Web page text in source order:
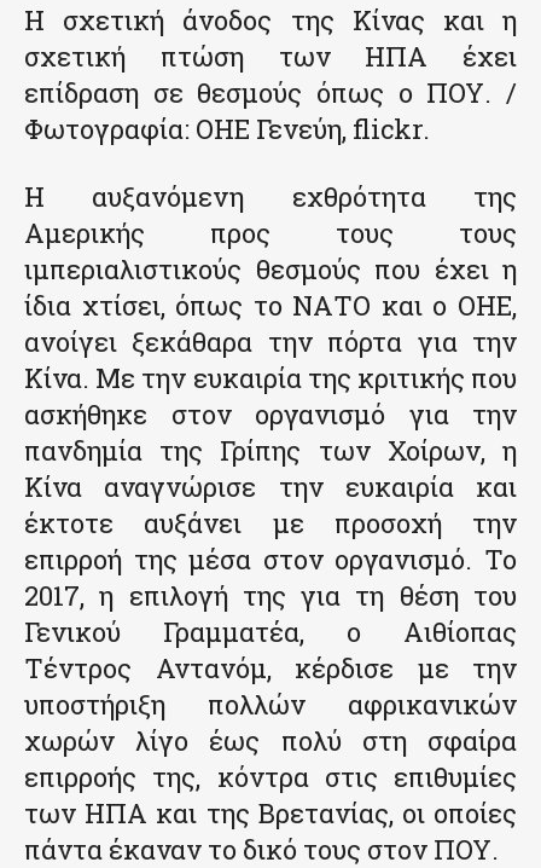
Η σχετική άνοδος της Κίνας και η
σχετική πτώση των ΗΠΑ έχει
επίδραση σε θεσμούς όπως ο ΠΟΥ. /
Φωτογραφία: ΟΗΕ Γενεύη, flickr.
Η αυξανόμενη εχθρότητα της
Αμερικής προς τους τους
ιμπεριαλιστικούς θεσμούς που έχει η
ίδια χτίσει, όπως το ΝΑΤΟ και ο ΟΗΕ,
ανοίγει ξεκάθαρα την πόρτα για την
Κίνα. Με την ευκαιρία της κριτικής που
ασκήθηκε στον οργανισμό για την
πανδημία της Γρίπης των Χοίρων, η
Κίνα αναγνώρισε την ευκαιρία και
έκτοτε αυξάνει με προσοχή την
επιρροή της μέσα στον οργανισμό. Το
2017, η επιλογή της για τη θέση του
Γενικού Γραμματέα, ο Αιθίοπας
Τέντρος Αντανόμ, κέρδισε με την
υποστήριξη πολλών αφρικανικών
χωρών λίγο έως πολύ στη σφαίρα
επιρροής της, κόντρα στις επιθυμίες
των ΗΠΑ και της Βρετανίας, οι οποίες
πάντα έκαναν το δικό τους στον ΠΟΥ.